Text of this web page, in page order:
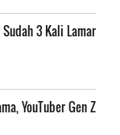
3 Kali Lamar
YouTuber Gen Z